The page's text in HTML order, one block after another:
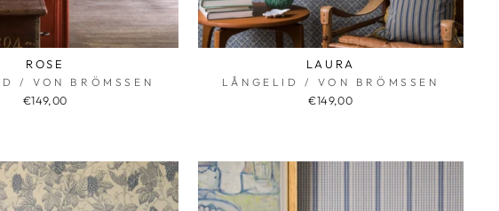
ROSE
/ VON BRÖMSSEN
€149,00
LAURA
LÅNGELID / VON BRÖMSSEN
€149,00